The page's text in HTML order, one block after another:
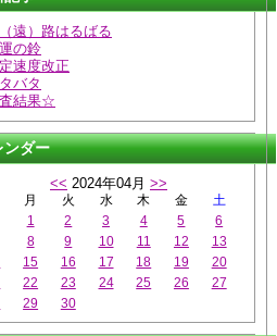
遠）路はるばる
の鈴
速度改正
バタ
結果☆
ンダー
<< 2024年04月 >>
月 火 水 木 金
土
1
2 3 4 5
6
8
9 10 11 12
13
15 16 17 18 19
20
22 23 24 25 26
27
29 30